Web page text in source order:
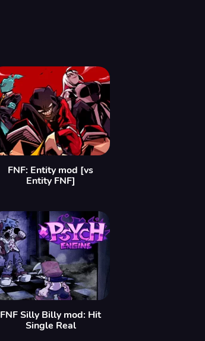
FNF: Entity mod [vs
Entity FNF]
FNF Silly Billy mod: Hit
Single Real